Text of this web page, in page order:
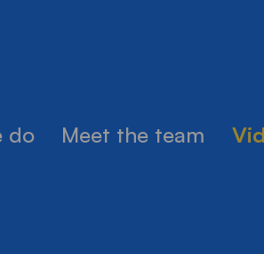
do Meet the team